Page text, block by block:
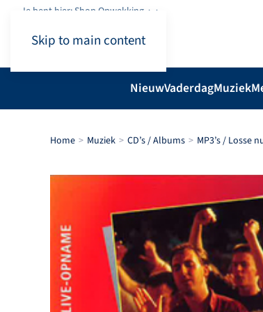
Skip to main content
Je bent hier: Shop.Opwekking
NieuwVaderdagMuziek
Home Muziek CD’s / Albums MP3’s / Losse